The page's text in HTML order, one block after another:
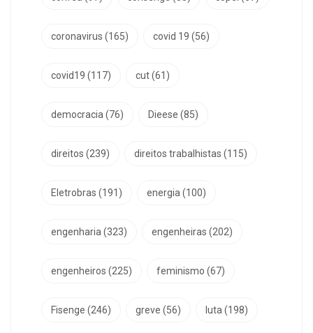
coronavirus (165) covid 19 (56)
covid19 (117) cut(61)
democracia (76) Dieese (85)
direitos (239) direitos trabalhistas (115)
Eletrobras (191) energia (100)
engenharia (323) engenheiras (202)
engenheiros (225) feminismo (67)
Fisenge (246) greve (56) luta (198)